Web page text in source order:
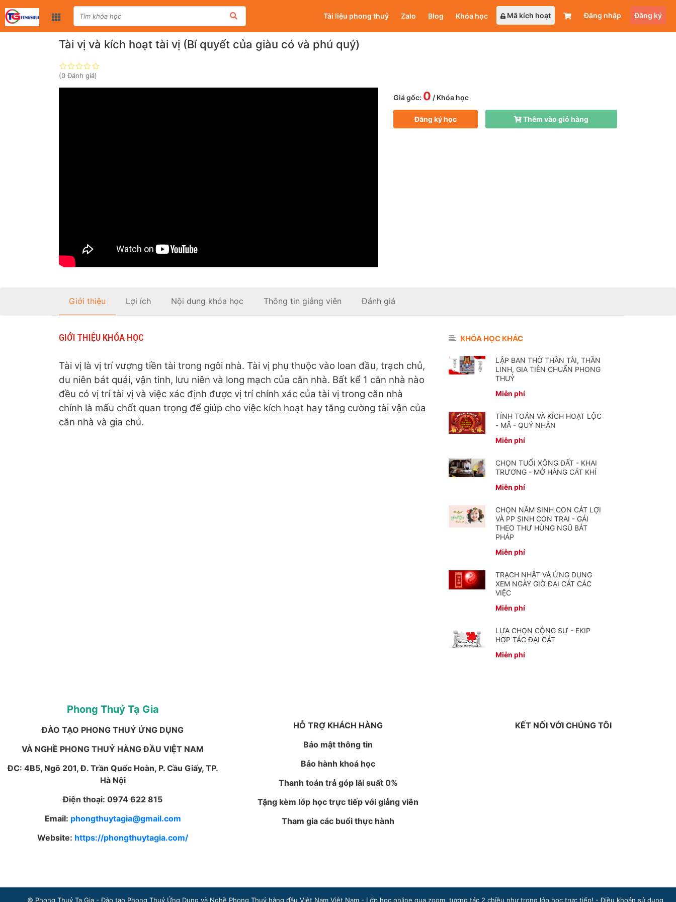
Tài liệu phong thuỷ Zalo Blog Khóa học Mã kích hoạt Đăng nhập Đăng ký
Tài vị và kích hoạt tài vị (Bí quyết của giàu có và phú quý)
(0 Đánh giá)
Giá gốc: 0 / Khóa học
Đăng ký học Thêm vào giỏ hàng
Giới thiệu Lợi ích Nội dung khóa học Thông tin giảng viên Đánh giá
GIỚI THIỆU KHÓA HỌC
Tài vị là vị trí vượng tiền tài trong ngôi nhà. Tài vị phụ thuộc vào loan đầu, trạch chủ,
du niên bát quái, vận tinh, lưu niên và long mạch của căn nhà. Bất kể 1 căn nhà nào
đều có vị trí tài vị và việc xác định được vị trí chính xác của tài vị trong căn nhà
chính là mấu chốt quan trọng để giúp cho việc kích hoạt hay tăng cường tài vận của
căn nhà và gia chủ.
KHÓA HỌC KHÁC
LẬP BAN THỜ THẦN TÀI, THẦN
LINH, GIA TIÊN CHUẨN PHONG
THUỶ
Miễn phí
TÍNH TOÁN VÀ KÍCH HOẠT LỘC
- MÃ - QUÝ NHÂN
Miễn phí
CHỌN TUỔI XÔNG ĐẤT - KHAI
TRƯƠNG - MỞ HÀNG CÁT KHÍ
Miễn phí
CHỌN NĂM SINH CON CÁT LỢI
VÀ PP SINH CON TRAI - GÁI
THEO THƯ HÙNG NGŨ BÁT
PHÁP
Miễn phí
TRẠCH NHẬT VÀ ỨNG DỤNG
XEM NGÀY GIỜ ĐẠI CÁT CÁC
VIỆC
Miễn phí
LỰA CHỌN CỘNG SỰ - EKIP
HỢP TÁC ĐẠI CÁT
Miễn phí
Phong Thuỷ Tạ Gia
ĐÀO TẠO PHONG THUỶ ỨNG DỤNG
VÀ NGHỀ PHONG THUỶ HÀNG ĐẦU VIỆT NAM
ĐC: 4B5, Ngõ 201, Đ. Trần Quốc Hoàn, P. Cầu Giấy, TP.
Hà Nội
Điện thoại: 0974 622 815
Email: phongthuytagia@gmail.com
Website: https://phongthuytagia.com/
HỖ TRỢ KHÁCH HÀNG
Bảo mật thông tin
Bảo hành khoá học
Thanh toán trả góp lãi suất 0%
Tặng kèm lớp học trực tiếp với giảng viên
Tham gia các buổi thực hành
KẾT NỐI VỚI CHÚNG TÔI
© Phong Thuỷ Tạ Gia - Đào tạo Phong Thuỷ Ứng Dụng và Nghề Phong Thuỷ hàng đầu Việt Nam Việt Nam - Lớp học online qua zoom, tương tác 2 chiều như trong lớp học trực tiếp! -Điều khoản sử dụng